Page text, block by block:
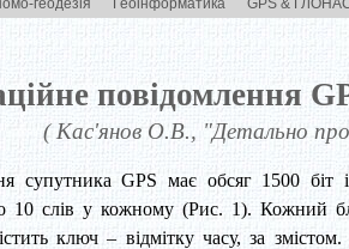
геодезія Геоінформатика GPS &
повідомлення
( Кас'янов О.В., "Детально
супутника GPS має обсяг 1500 біт
10 слів у кожному (Рис. 1). Кожний
ключ – відмітку часу, за